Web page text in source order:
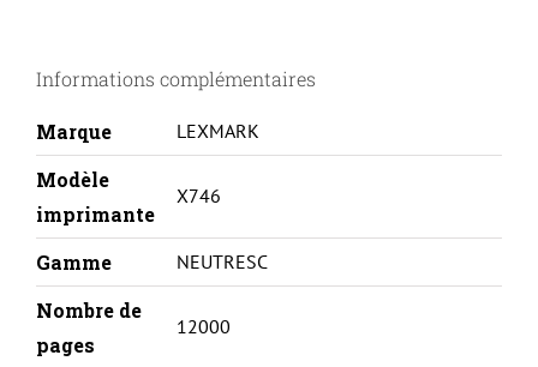
B
Informations complémentaires
Marque LEXMARK
Modèle
imprimante
X746
Gamme NEUTRESC
Nombre de
pages
12000